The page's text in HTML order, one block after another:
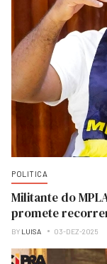
POLITICA
Militante do
promete
BY LUISA 03-DEZ-2025